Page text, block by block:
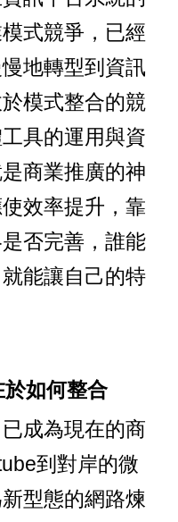
式競爭，已經
地轉型到資訊
模式整合的競
具的運用與資
商業推廣的神
效率提升，靠
否完善，誰能
能讓自己的特
如何整合
成為現在的商
到對岸的微
型態的網路煉